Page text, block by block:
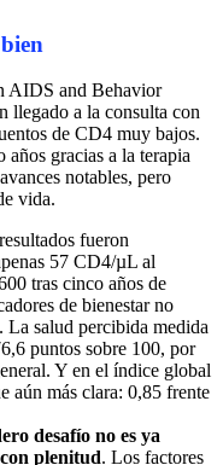
AIDS and Behavior
llegado a la consulta con
de CD4 muy bajos.
gracias a la terapia
notables, pero
vida.
fueron
57 CD4/µL al
tras cinco años de
de bienestar no
La salud percibida medida
puntos sobre 100, por
Y en el índice global
aún más clara: 0,85 frente
desafío no es ya
plenitud. Los factores